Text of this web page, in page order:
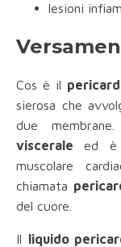
lesioni
Cos è il
sierosa che
due
viscerale ed è
muscolare
chiamata
del cuore.
Il liquido